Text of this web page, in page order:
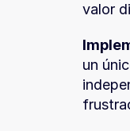
valor
un